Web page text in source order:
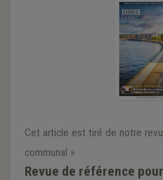
Cet article est tiré de notre
communal »
Revue de référence